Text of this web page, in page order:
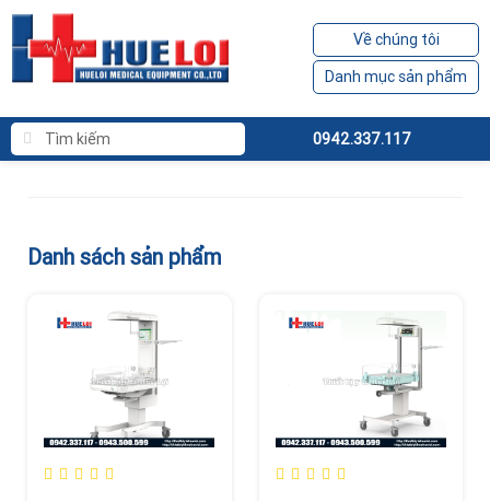
Về chúng tôi
Danh mục sản phẩm
0942.337.117
Danh sách sản phẩm